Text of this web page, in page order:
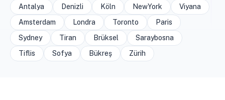
Antalya
Denizli Köln NewYork
Viyana
Amsterdam
Londra Toronto
Paris
Sydney
Tiran Brüksel
Saraybosna
Tiflis
Sofya Bükreş Zürih